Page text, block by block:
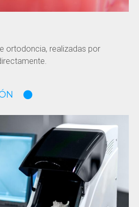
ortodoncia, realizadas por